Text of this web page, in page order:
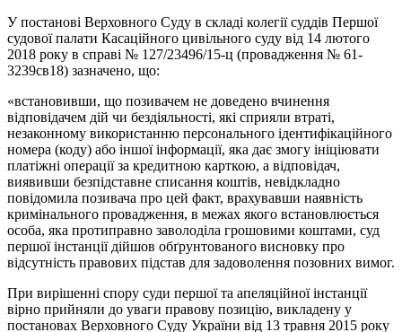
У постанові Верховного Суду в складі колегії суддів Першої
судової палати Касаційного цивільного суду від 14 лютого
2018 року в справі № 127/23496/15-ц (провадження № 61-
3239св18) зазначено, що:
«встановивши, що позивачем не доведено вчинення
відповідачем дій чи бездіяльності, які сприяли втраті,
незаконному використанню персонального ідентифікаційного
номера (коду) або іншої інформації, яка дає змогу ініціювати
платіжні операції за кредитною карткою, а відповідач,
виявивши безпідставне списання коштів, невідкладно
повідомила позивача про цей факт, врахувавши наявність
кримінального провадження, в межах якого встановлюється
особа, яка протиправно заволоділа грошовими коштами, суд
першої інстанції дійшов обґрунтованого висновку про
відсутність правових підстав для задоволення позовних вимог.
При вирішенні спору суди першої та апеляційної інстанції
вірно прийняли до уваги правову позицію, викладену у
постановах Верховного Суду України від 13 травня 2015 року